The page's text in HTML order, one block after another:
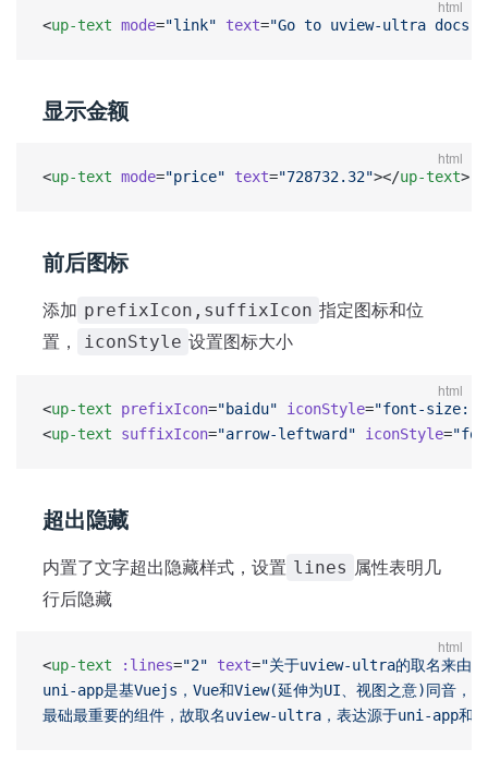
html
<up-text mode="link" text="Go to uview-ultra docs"
显示金额
html
<up-text mode="price" text="728732.32"></up-text>
前后图标
添加 prefixIcon,suffixIcon 指定图标和位
置，
iconStyle 设置图标大小
html
<up-text prefixIcon="baidu" iconStyle="font-size:
<up-text suffixIcon="arrow-leftward" iconStyle=
超出隐藏
内置了文字超出隐藏样式，设置 lines 属性表明几
行后隐藏
html
<up-text :lines="2" text="关于uview-ultra的取名来由，
uni-app是基Vuejs，Vue和View(延伸为UI、视图之意)同音，
最础最重要的组件，故取名uview-ultra，表达源于uni-app和